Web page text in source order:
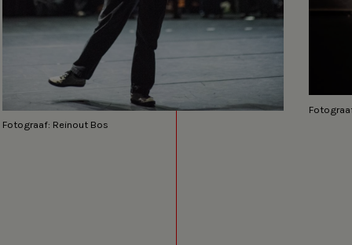
Fotograaf: Reinout Bos